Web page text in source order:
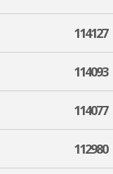
114127
114093
114077
112980